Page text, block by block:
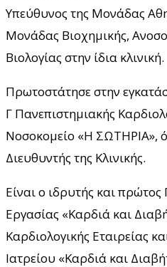
Υπεύθυνος της Μονάδας
Μονάδας Βιοχημικής,
Βιολογίας στην ίδια κλινική.
Πρωτοστάτησε στην
Γ Πανεπιστημιακής
Νοσοκομείο «Η ΣΩΤΗΡΙΑ»,
Διευθυντής της Κλινικής.
Είναι ο ιδρυτής και
Εργασίας «Καρδιά και
Καρδιολογικής Εταιρείας
Ιατρείου «Καρδιά και